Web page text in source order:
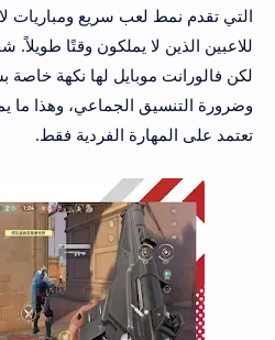
للاعبين الذين لا يملكون وقتًا
لكن فالورانت موبايل لها نكهة
وضرورة التنسيق الجماعي، وهذا ما
تعتمد على المهارة الفردية فقط.